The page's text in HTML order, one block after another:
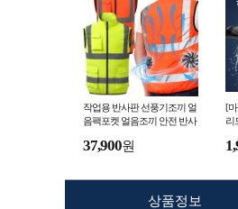
작업용 반사판 선풍기조끼 얼
음팩포켓 얼음조끼 안전 반사
야외작업 현장 작업
37,900원
[
리
상품정보